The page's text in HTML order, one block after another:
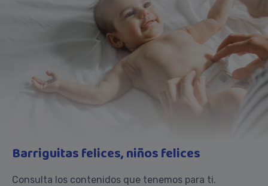
Barriguitas felices, niños felices
Consulta los contenidos que tenemos para ti.